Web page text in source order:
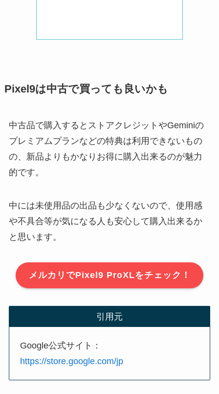
Pixel9は中古で買っても良いかも
中古品で購入するとストアクレジットやGeminiの
プレミアムプランなどの特典は利用できないもの
の、新品よりもかなりお得に購入出来るのが魅力
的です。
中には未使用品の出品も少なくないので、使用感
や不具合等が気になる人も安心して購入出来るか
と思います。
メルカリでPixel9 ProXLをチェック！
引用元
Google公式サイト：
https://store.google.com/jp